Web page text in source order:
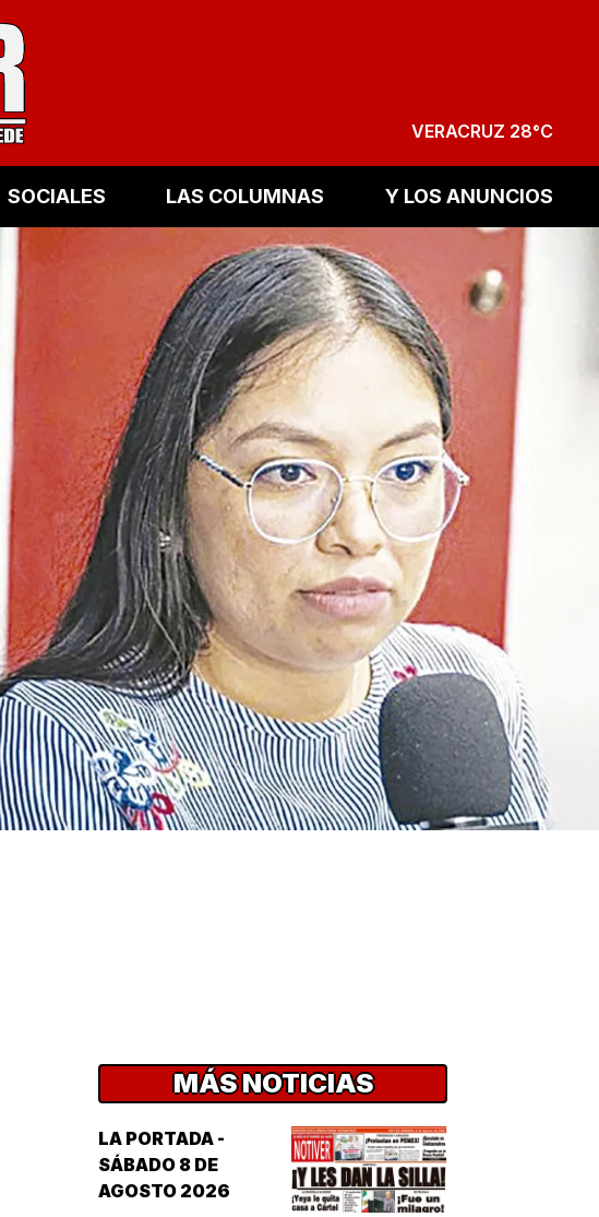
VERACRUZ 28°C
SOCIALES LAS COLUMNAS Y LOS ANUNCIOS
MÁS NOTICIAS
LA PORTADA -
SÁBADO 8 DE
AGOSTO 2026